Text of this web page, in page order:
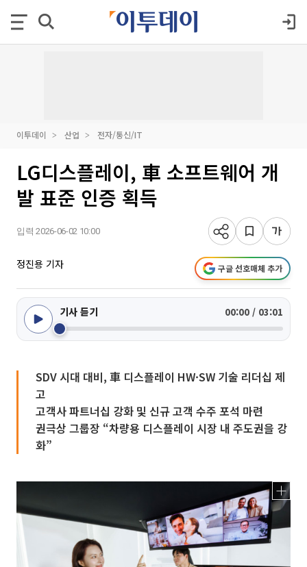
이투데이 산업 전자/통신/IT
LG디스플레이, 車 소프트웨어 개
발 표준 인증 획득
입력 2026-06-02 10:00
정진용 기자 구글 선호매체 추가
기사 듣기 00:00 / 03:01
SDV 시대 대비, 車 디스플레이 HW·SW 기술 리더십 제
고
고객사 파트너십 강화 및 신규 고객 수주 포석 마련
권극상 그룹장 “차량용 디스플레이 시장 내 주도권을 강
화”